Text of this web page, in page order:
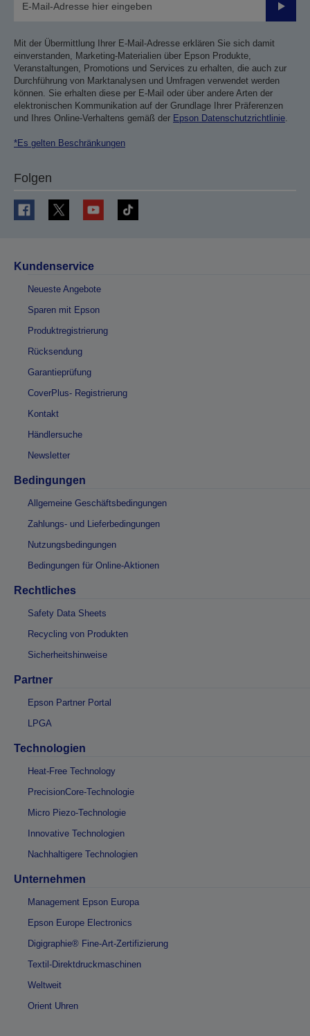
Mit der Übermittlung Ihrer E-Mail-Adresse erklären Sie sich damit
einverstanden, Marketing-Materialien über Epson Produkte,
Veranstaltungen, Promotions und Services zu erhalten, die auch zur
Durchführung von Marktanalysen und Umfragen verwendet werden
können. Sie erhalten diese per E-Mail oder über andere Arten der
elektronischen Kommunikation auf der Grundlage Ihrer Präferenzen
und Ihres Online-Verhaltens gemäß der Epson Datenschutzrichtlinie
*Es gelten Beschränkungen
Folgen
Kundenservice
Neueste Angebote
Sparen mit Epson
Produktregistrierung
Rücksendung
Garantieprüfung
CoverPlus- Registrierung
Kontakt
Händlersuche
Newsletter
Bedingungen
Allgemeine Geschäftsbedingungen
Zahlungs- und Lieferbedingungen
Nutzungsbedingungen
Bedingungen für Online-Aktionen
Rechtliches
Safety Data Sheets
Recycling von Produkten
Sicherheitshinweise
Partner
Epson Partner Portal
LPGA
Technologien
Heat-Free Technology
PrecisionCore-Technologie
Micro Piezo-Technologie
Innovative Technologien
Nachhaltigere Technologien
Unternehmen
Management Epson Europa
Epson Europe Electronics
Digigraphie® Fine-Art-Zertifizierung
Textil-Direktdruckmaschinen
Weltweit
Orient Uhren